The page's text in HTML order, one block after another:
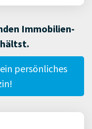
Immobilien-
persönliches